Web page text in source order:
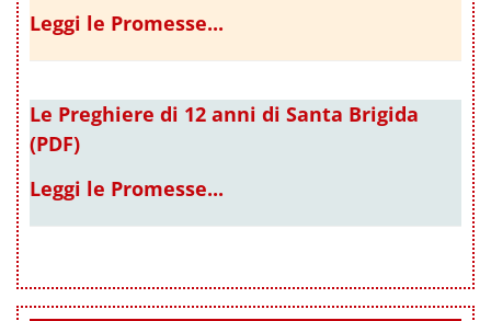
Leggi le Promesse...
Le Preghiere di 12 anni di Santa Brigida
(PDF)
Leggi le Promesse...